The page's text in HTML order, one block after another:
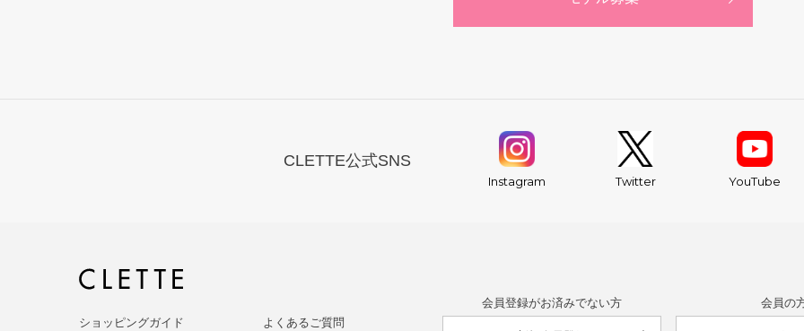
CLETTE公式SNS
Instagram Twitter YouTube
会員登録がお済みでない方 会員の
ショッピングガイド よくあるご質問